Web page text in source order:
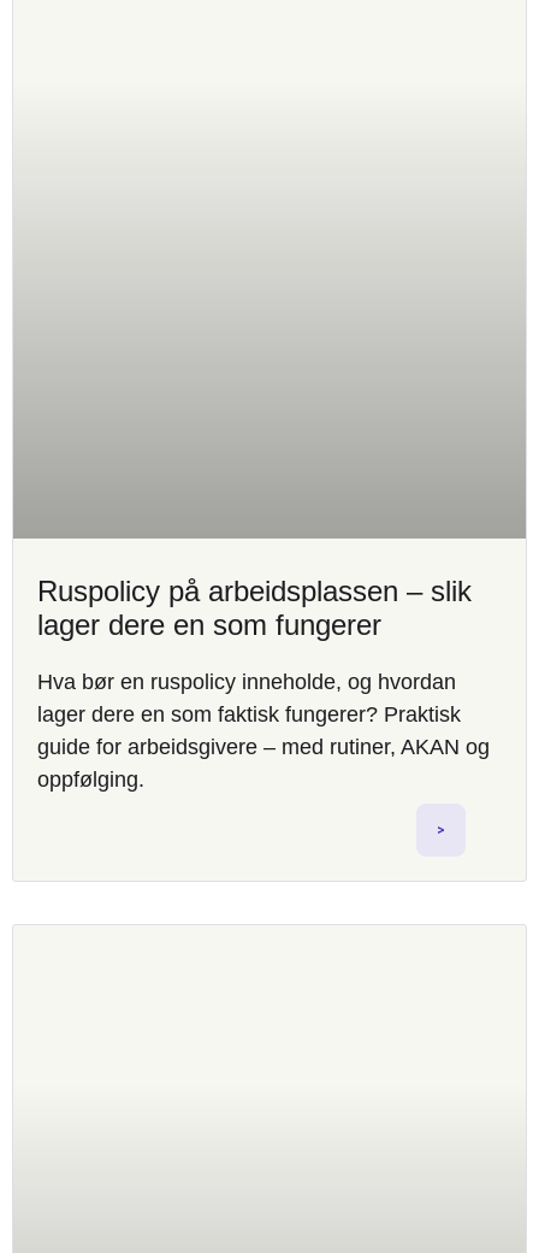
Ruspolicy på arbeidsplassen – slik
lager dere en som fungerer
Hva bør en ruspolicy inneholde, og hvordan
lager dere en som faktisk fungerer? Praktisk
guide for arbeidsgivere – med rutiner, AKAN og
oppfølging.
>